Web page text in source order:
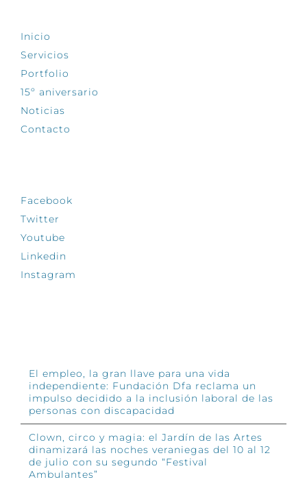
Inicio
Servicios
Portfolio
15º aniversario
Noticias
Contacto
Facebook
Twitter
Youtube
Linkedin
Instagram
El empleo, la gran llave para una vida
independiente: Fundación Dfa reclama un
impulso decidido a la inclusión laboral de las
personas con discapacidad
Clown, circo y magia: el Jardín de las Artes
dinamizará las noches veraniegas del 10 al 12
de julio con su segundo “Festival
Ambulantes”